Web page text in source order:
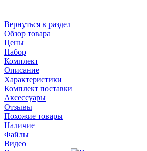
Вернуться в раздел
Обзор товара
Цены
Набор
Комплект
Описание
Характеристики
Комплект поставки
Аксессуары
Отзывы
Похожие товары
Наличие
Файлы
Видео